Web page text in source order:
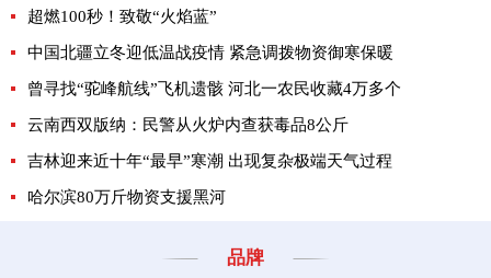
超燃100秒！致敬“火焰蓝”
中国北疆立冬迎低温战疫情 紧急调拨物资御寒保暖
曾寻找“驼峰航线”飞机遗骸 河北一农民收藏4万多个
云南西双版纳：民警从火炉内查获毒品8公斤
吉林迎来近十年“最早”寒潮 出现复杂极端天气过程
哈尔滨80万斤物资支援黑河
品牌